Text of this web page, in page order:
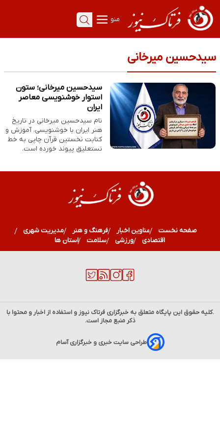
منو
سیدحسین میرخانی
سیدحسین میرخانی؛ ستون
استوار خوشنویسی معاصر
ایران
نام سیدحسین میرخانی در تاریخ
هنر ایران با خوشنویسی، آموزش و
کتابت نخستین قرآن چاپی به خط
نستعلیق پیوند خورده است.
صفحه نخست عناوین اخبار فرهنگ و هنر
مدیریت شهری
اقتصادی
ورزشی سلامت استان ها
.کلیه حقوق این پایگاه متعلق به خبرگزاریفرتاک نیوز و استفاده از اخبار و محتوا با
ذکر منبع مجاز است.
طراحی سایت خبری و خبرگزاری آسام